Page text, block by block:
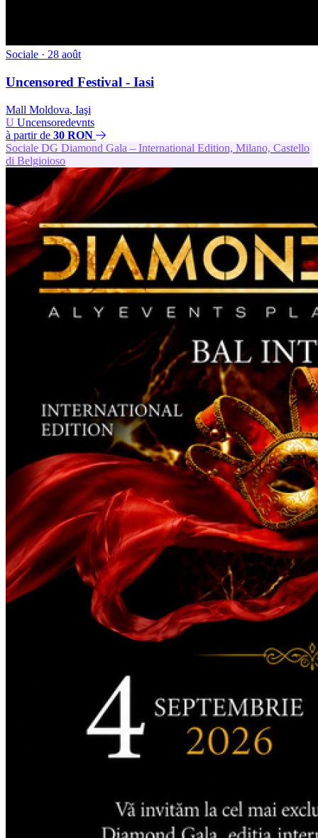
Sociale · 28 août
Uncensored Festival - Iasi
Mall Moldova, Iaşi
U Uncensoredevnts
à partir de 30 RON
Sociale DG Diamond Gala – International Edition, Milano, Castello
di Belgioioso